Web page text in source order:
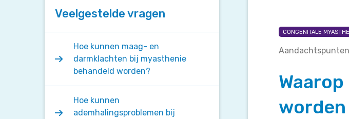
Waarop
in
zorg
gelet
CONGENITALE
Aandachtspunten
Veelgestelde vragen
Hoe kunnen maag- en
darmklachten bij myasthenie
behandeld worden?
Hoe kunnen
ademhalingsproblemen bij